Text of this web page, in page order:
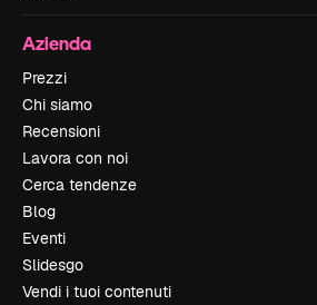
Azienda
Prezzi
Chi siamo
Recensioni
Lavora con noi
Cerca tendenze
Blog
Eventi
Slidesgo
Vendi i tuoi contenuti